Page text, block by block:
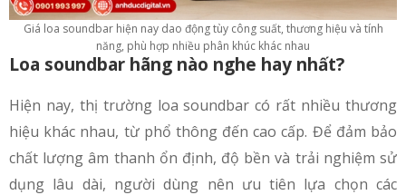
Giá loa soundbar hiện nay dao động tùy công suất, thương hiệu và tính
năng, phù hợp nhiều phân khúc khác nhau
Loa soundbar hãng nào nghe hay nhất?
Hiện nay, thị trường loa soundbar có rất nhiều thương
hiệu khác nhau, từ phổ thông đến cao cấp. Để đảm bảo
chất lượng âm thanh ổn định, độ bền và trải nghiệm sử
dụng lâu dài, người dùng nên ưu tiên lựa chọn các